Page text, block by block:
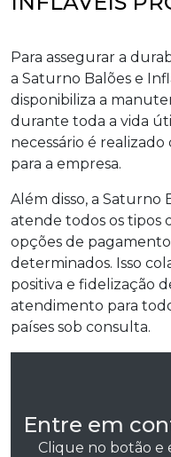
Para assegurar a
a Saturno Balões e
disponibiliza a
durante toda a vida
necessário é
para a empresa.
Além disso, a Saturno
atende todos os tipos
opções de
determinados. Isso
positiva e fidelização
atendimento para
países sob consulta.
Entre em
Clique no botão e